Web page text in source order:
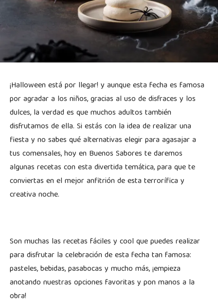
¡Halloween está por llegar! y aunque esta fecha es famosa
por agradar a los niños, gracias al uso de disfraces y los
dulces, la verdad es que muchos adultos también
disfrutamos de ella. Si estás con la idea de realizar una
fiesta y no sabes qué alternativas elegir para agasajar a
tus comensales, hoy en Buenos Sabores te daremos
algunas recetas con esta divertida temática, para que te
conviertas en el mejor anfitrión de esta terrorífica y
creativa noche.
Son muchas las recetas fáciles y cool que puedes realizar
para disfrutar la celebración de esta fecha tan famosa:
pasteles, bebidas, pasabocas y mucho más, ¡empieza
anotando nuestras opciones favoritas y pon manos a la
obra!